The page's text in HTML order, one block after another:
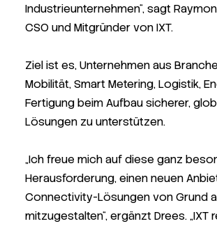
Industrieunternehmen“, sagt
CSO und Mitgründer von IXT.
Ziel ist es, Unternehmen aus
Mobilität, Smart Metering, Logistik,
Fertigung beim Aufbau sicherer,
Lösungen zu unterstützen.
„Ich freue mich auf diese ganz
Herausforderung, einen neuen
Connectivity-Lösungen von Grund
mitzugestalten“, ergänzt Drees. „IXT